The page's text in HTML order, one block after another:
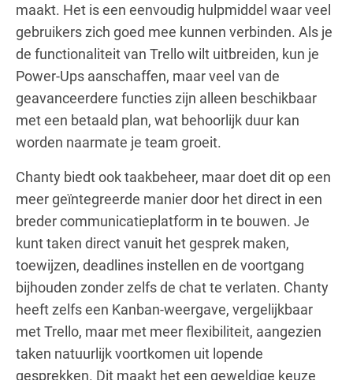
maakt. Het is een eenvoudig hulpmiddel waar veel
gebruikers zich goed mee kunnen verbinden. Als je
de functionaliteit van Trello wilt uitbreiden, kun je
Power-Ups aanschaffen, maar veel van de
geavanceerdere functies zijn alleen beschikbaar
met een betaald plan, wat behoorlijk duur kan
worden naarmate je team groeit.
Chanty biedt ook taakbeheer, maar doet dit op een
meer geïntegreerde manier door het direct in een
breder communicatieplatform in te bouwen. Je
kunt taken direct vanuit het gesprek maken,
toewijzen, deadlines instellen en de voortgang
bijhouden zonder zelfs de chat te verlaten. Chanty
heeft zelfs een Kanban-weergave, vergelijkbaar
met Trello, maar met meer flexibiliteit, aangezien
taken natuurlijk voortkomen uit lopende
gesprekken. Dit maakt het een geweldige keuze